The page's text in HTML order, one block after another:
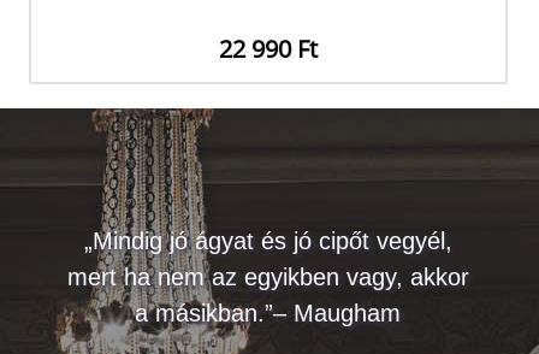
22 990 Ft
„Mindig jó ágyat és jó cipőt vegyél,
mert ha nem az egyikben vagy, akkor
a másikban.”– Maugham